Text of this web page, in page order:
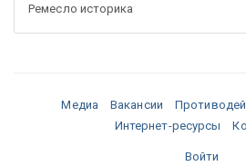
Ремесло историка
Медиа Вакансии
Интернет-ресурсы
Войти